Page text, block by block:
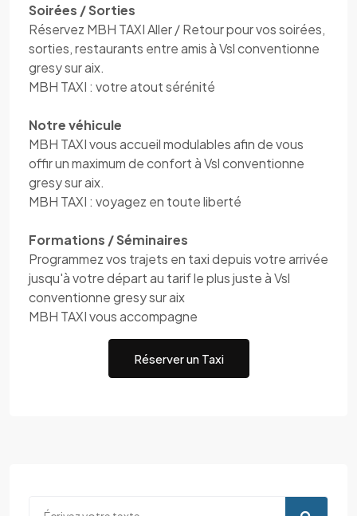
Soirées / Sorties
Réservez MBH TAXI Aller / Retour pour vos soirées,
sorties, restaurants entre amis à Vsl conventionne
gresy sur aix.
MBH TAXI : votre atout sérénité
Notre véhicule
MBH TAXI vous accueil modulables afin de vous
offir un maximum de confort à Vsl conventionne
gresy sur aix.
MBH TAXI : voyagez en toute liberté
Formations / Séminaires
Programmez vos trajets en taxi depuis votre arrivée
jusqu'à votre départ au tarif le plus juste à Vsl
conventionne gresy sur aix
MBH TAXI vous accompagne
Réserver un Taxi